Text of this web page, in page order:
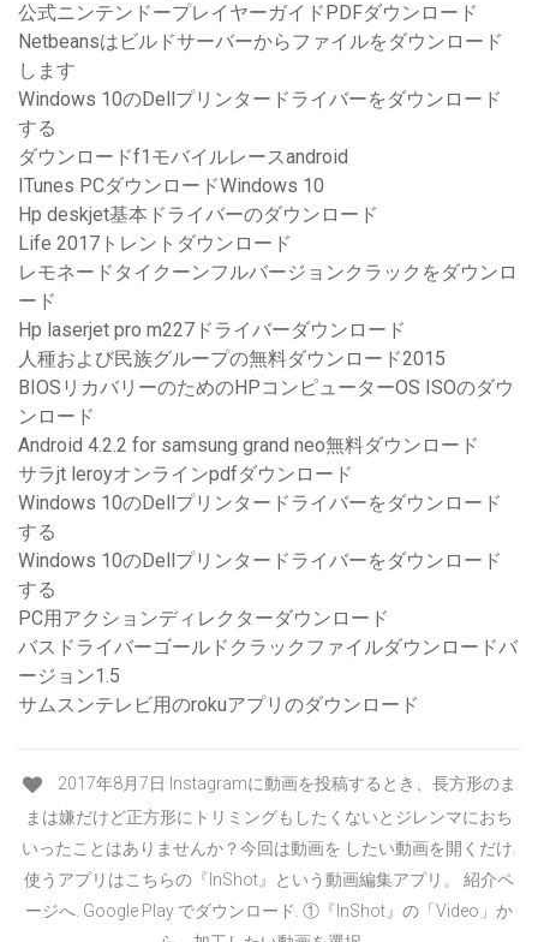
公式ニンテンドープレイヤーガイドPDFダウンロード
Netbeansはビルドサーバーからファイルをダウンロード
します
Windows 10のDellプリンタードライバーをダウンロード
する
ダウンロードf1モバイルレースandroid
ITunes PCダウンロードWindows 10
Hp deskjet基本ドライバーのダウンロード
Life 2017トレントダウンロード
レモネードタイクーンフルバージョンクラックをダウンロ
ード
Hp laserjet pro m227ドライバーダウンロード
人種および民族グループの無料ダウンロード2015
BIOSリカバリーのためのHPコンピューターOS ISOのダウ
ンロード
Android 4.2.2 for samsung grand neo無料ダウンロード
サラjt leroyオンラインpdfダウンロード
Windows 10のDellプリンタードライバーをダウンロード
する
Windows 10のDellプリンタードライバーをダウンロード
する
PC用アクションディレクターダウンロード
バスドライバーゴールドクラックファイルダウンロードバ
ージョン1.5
サムスンテレビ用のrokuアプリのダウンロード
2017年8月7日 Instagramに動画を投稿するとき、長方形のま
まは嫌だけど正方形にトリミングもしたくないとジレンマにおち
いったことはありませんか？今回は動画を したい動画を開くだけ.
使うアプリはこちらの『InShot』という動画編集アプリ。 紹介ペ
ージへ. Google Play でダウンロード. ①『InShot』の「Video」か